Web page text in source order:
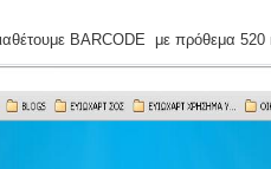
BARCODE με πρόθεμα